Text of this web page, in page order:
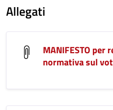
Allegati
MANIFESTO per
normativa sul